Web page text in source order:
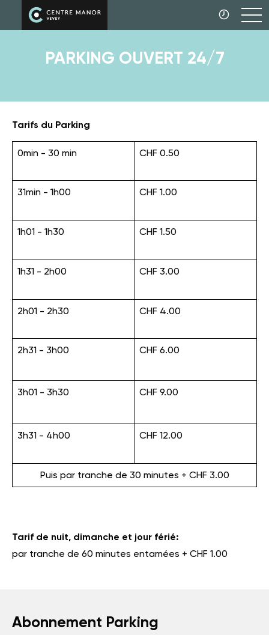
PARKING OUVERT 24/7
Tarifs du Parking
0min - 30 min CHF 0.50
31min - 1h00 CHF 1.00
1h01 - 1h30 CHF 1.50
1h31 - 2h00 CHF 3.00
2h01 - 2h30 CHF 4.00
2h31 - 3h00 CHF 6.00
3h01 - 3h30 CHF 9.00
3h31 - 4h00 CHF 12.00
Puis par tranche de 30 minutes + CHF 3.00
Tarif de nuit, dimanche et jour férié:
par tranche de 60 minutes entamées + CHF 1.00
Abonnement Parking